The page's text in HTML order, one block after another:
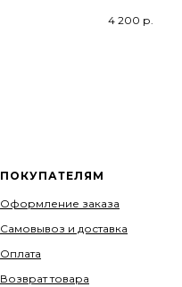
4 200 р.
ПОКУПАТЕЛЯМ
Оформление заказа
Самовывоз и доставка
Оплата
Возврат товара